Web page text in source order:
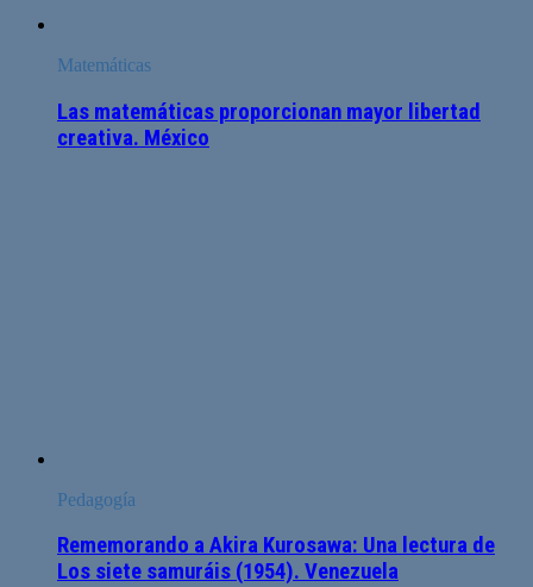
Matemáticas
Las matemáticas proporcionan mayor libertad
creativa. México
Pedagogía
Rememorando a Akira Kurosawa: Una lectura de
Los siete samuráis (1954). Venezuela